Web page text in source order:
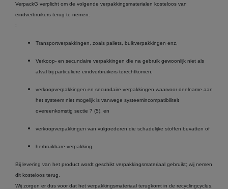
VerpackG verplicht om de volgende verpakkingsmaterialen kosteloos van
eindverbruikers terug te nemen:
:
Transportverpakkingen, zoals pallets, bulkverpakkingen enz,
Verkoop- en secundaire verpakkingen die na gebruik gewoonlijk niet als
afval bij particuliere eindverbruikers terechtkomen,
verkoopverpakkingen en secundaire verpakkingen waarvoor deelname aan
het systeem niet mogelijk is vanwege systeemincompatibiliteit
overeenkomstig sectie 7 (5), en
verkoopverpakkingen van vulgoederen die schadelijke stoffen bevatten of
herbruikbare verpakking
Bij levering van het product wordt geschikt verpakkingsmateriaal gebruikt; wij nemen
dit kosteloos terug.
Wij zorgen er dus voor dat het verpakkingsmateriaal terugkomt in de recyclingcyclus.